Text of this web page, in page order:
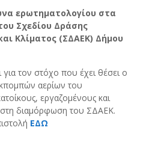
ερωτηματολογίου στα
Σχεδίου Δράσης
Κλίματος (ΣΔΑΕΚ) Δήμου
τον στόχο που έχει θέσει ο
αερίων του
εργαζομένους και
διαμόρφωση του ΣΔΑΕΚ.
ΕΔΩ